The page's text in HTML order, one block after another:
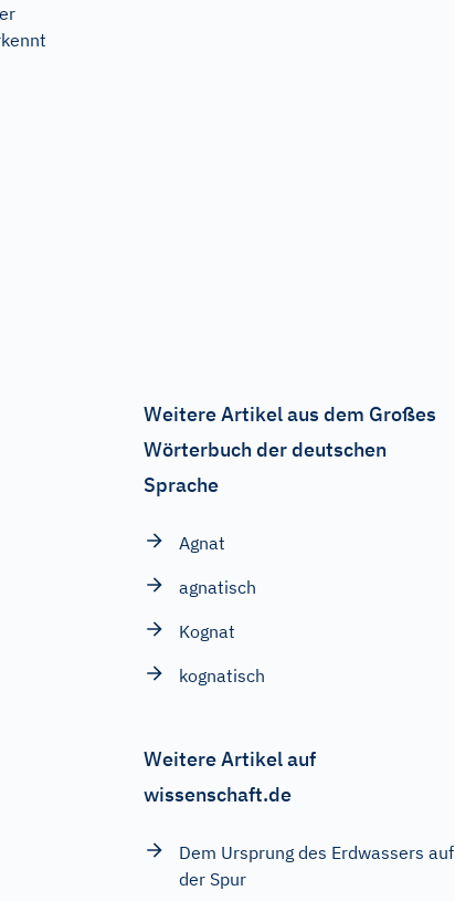
Weitere Artikel aus dem Großes
Wörterbuch der deutschen
Sprache
Agnat
agnatisch
Kognat
kognatisch
Weitere Artikel auf
wissenschaft.de
Dem Ursprung des Erdwassers auf
der Spur